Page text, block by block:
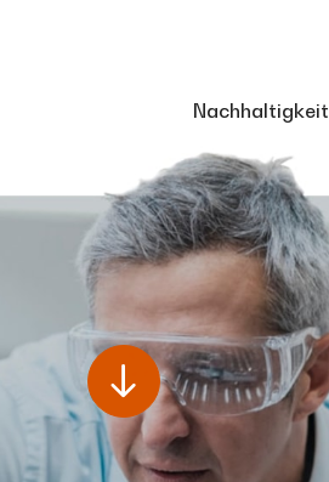
Nachhaltigkeit